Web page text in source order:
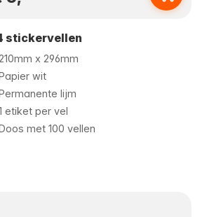
stickervellen
210mm x 296mm
wit
lijm
etiket per vel
met 100 vellen